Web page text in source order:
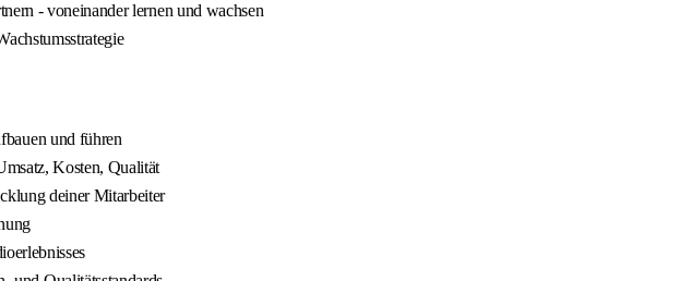
- voneinander lernen und wachsen
und führen
Kosten, Qualität
deiner Mitarbeiter